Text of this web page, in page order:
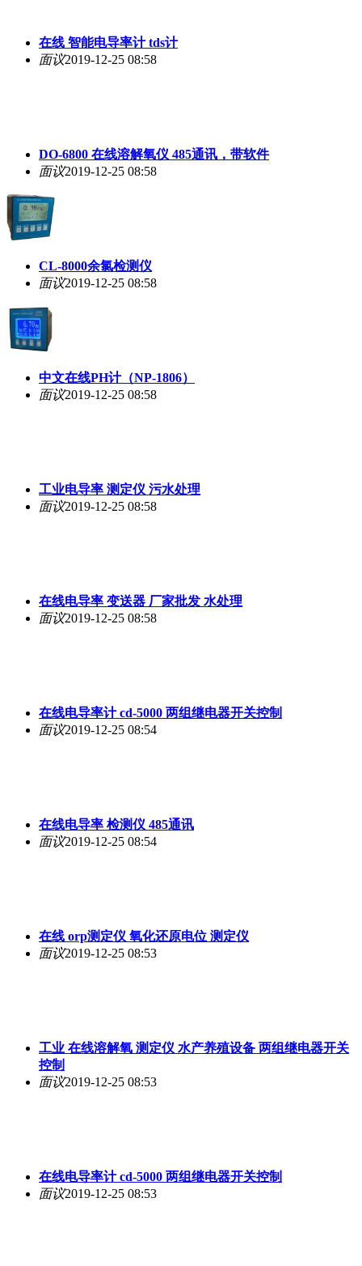
在线 智能电导率计 tds计
面议2019-12-25 08:58
DO-6800 在线溶解氧仪 485通讯，带软件
面议2019-12-25 08:58
CL-8000余氯检测仪
面议2019-12-25 08:58
中文在线PH计（NP-1806）
面议2019-12-25 08:58
工业电导率 测定仪 污水处理
面议2019-12-25 08:58
在线电导率 变送器 厂家批发 水处理
面议2019-12-25 08:58
在线电导率计 cd-5000 两组继电器开关控制
面议2019-12-25 08:54
在线电导率 检测仪 485通讯
面议2019-12-25 08:54
在线 orp测定仪 氧化还原电位 测定仪
面议2019-12-25 08:53
工业 在线溶解氧 测定仪 水产养殖设备 两组继电器开关
控制
面议2019-12-25 08:53
在线电导率计 cd-5000 两组继电器开关控制
面议2019-12-25 08:53